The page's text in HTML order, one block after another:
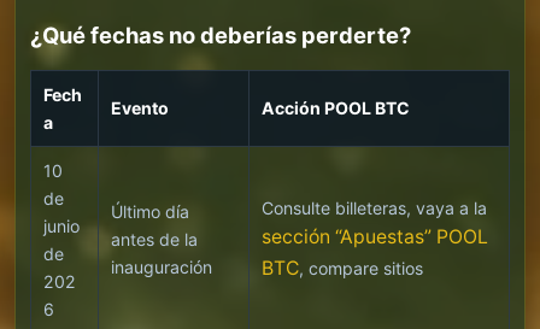
¿Qué fechas no deberías perderte?
Fech
a
Evento Acción POOL BTC
10
de
junio
de
202
6
Último día
antes de la
inauguración
Consulte billeteras, vaya a la
sección “Apuestas” POOL
BTC, compare sitios